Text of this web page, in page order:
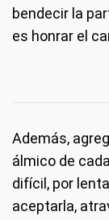
bendecir la
es honrar el
Además,
álmico de
difícil, por
aceptarla,